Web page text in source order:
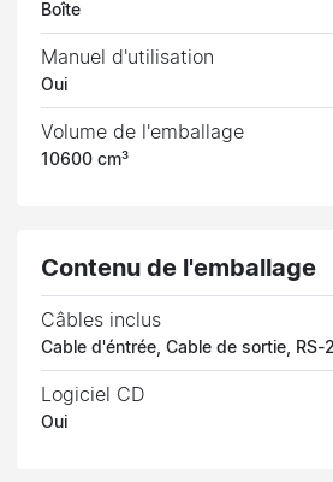
Boîte
Manuel d'utilisation
Oui
Volume de l'emballage
10600 cm³
Contenu de l'emballage
Câbles inclus
Cable d'éntrée, Cable de sortie, RS-
Logiciel CD
Oui